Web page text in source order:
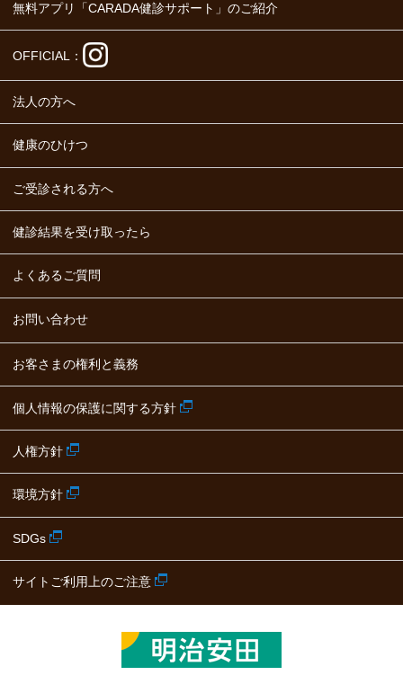
無料アプリ「CARADA健診サポート」のご紹介
OFFICIAL：
法人の方へ
健康のひけつ
ご受診される方へ
健診結果を受け取ったら
よくあるご質問
お問い合わせ
お客さまの権利と義務
個人情報の保護に関する方針
人権方針
環境方針
SDGs
サイトご利用上のご注意